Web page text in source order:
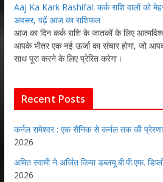
Aaj Ka Kark Rashifal: कर्क राशि वालों को
अवसर, पढ़ें आज का राशिफल
आज का दिन कर्क राशि के जातकों के लिए
आपके भीतर एक नई ऊर्जा का संचार होगा, जो
साथ पूरा करने के लिए प्रेरित करेगा।
Recent Posts
कर्नल रामेश्वर : एक सैनिक से कर्नल तक की
2026
अमित स्वामी ने अर्जित किया डब्लयू.बी.पी.एफ.
2026